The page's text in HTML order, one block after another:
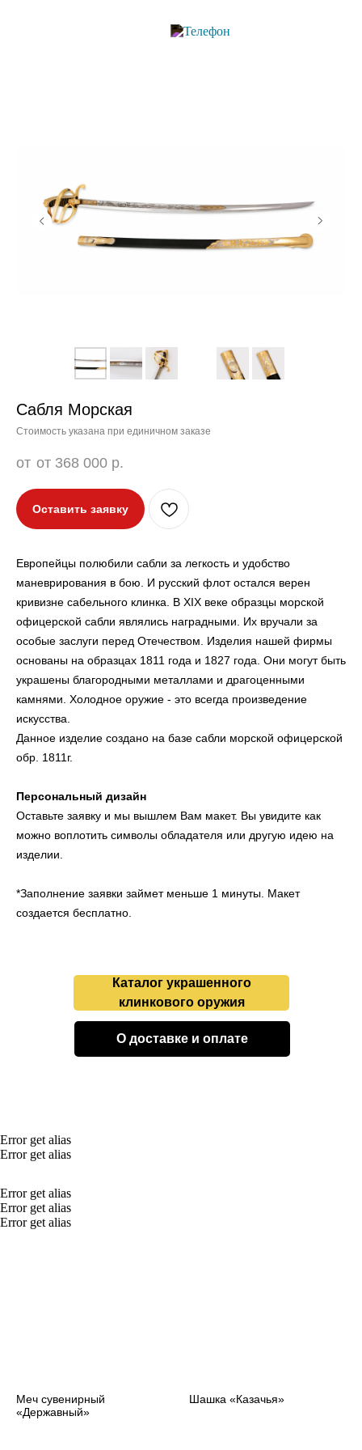
Сабля Морская
Стоимость указана при единичном заказе
от 368 000 р.
Оставить заявку
Европейцы полюбили сабли за легкость и удобство
маневрирования в бою. И русский флот остался верен
кривизне сабельного клинка. В XIX веке образцы морской
офицерской сабли являлись наградными. Их вручали за
особые заслуги перед Отечеством. Изделия нашей фирмы
основаны на образцах 1811 года и 1827 года. Они могут быть
украшены благородными металлами и драгоценными
камнями. Холодное оружие - это всегда произведение
искусства.
Данное изделие создано на базе сабли морской офицерской
обр. 1811г.
Персональный дизайн
Оставьте заявку и мы вышлем Вам макет. Вы увидите как
можно воплотить символы обладателя или другую идею на
изделии.
*Заполнение заявки займет меньше 1 минуты. Макет
создается бесплатно.
Каталог украшенного
клинкового оружия
О доставке и оплате
Error get alias
Error get alias
Error get alias
Error get alias
Error get alias
Меч сувенирный
«Державный»
Шашка «Казачья»